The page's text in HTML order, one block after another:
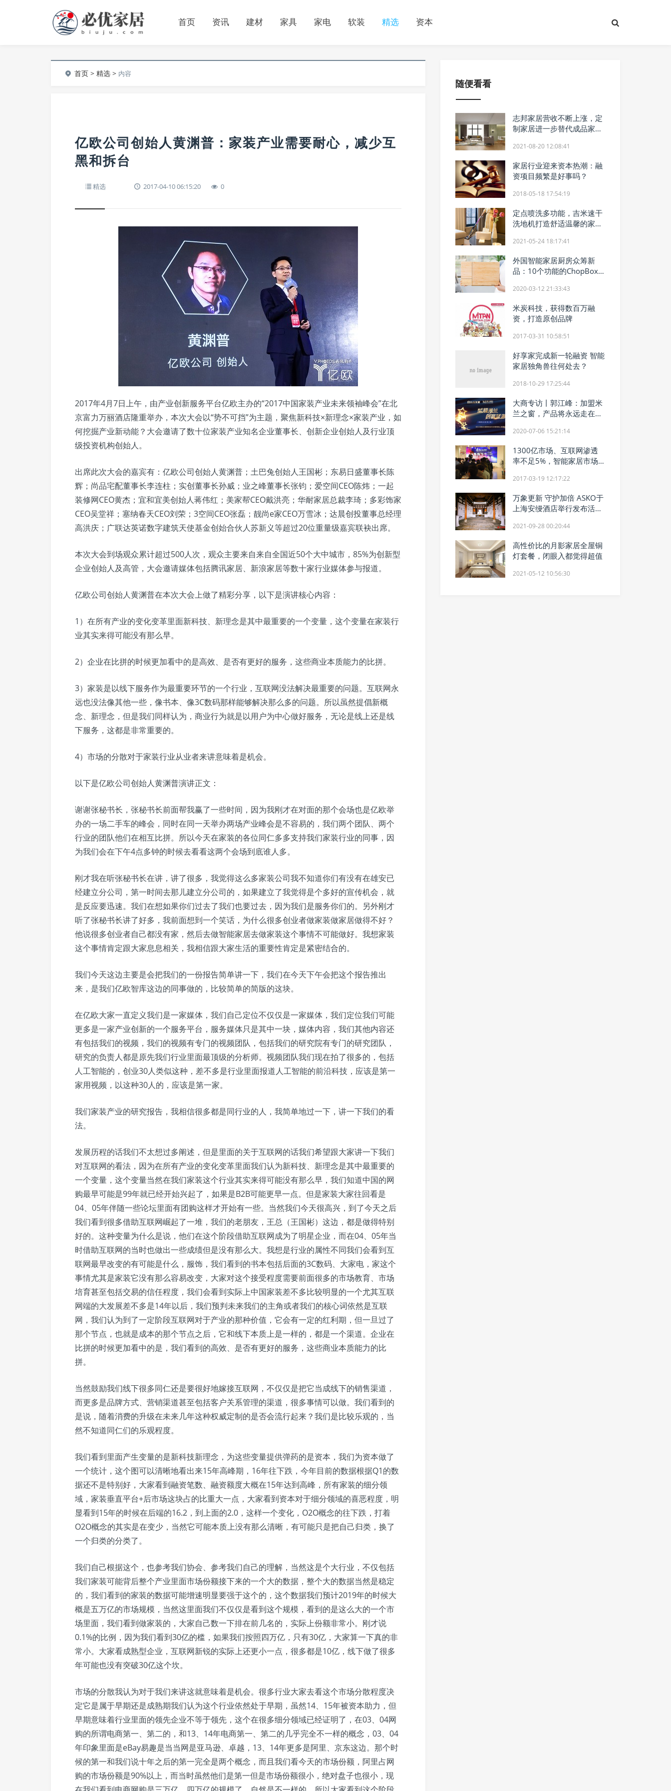
首页 资讯 建材 家具 家电 软装 精选 资本
首页 >精选 > 内容
亿欧公司创始人黄渊普：家装产业需要耐心，减少互
黑和拆台
精选 2017-04-10 06:15:20 0
2017年4月7日上午，由产业创新服务平台亿欧主办的“2017中国家装产业未来领袖峰会”在北
京富力万丽酒店隆重举办，本次大会以“势不可挡”为主题，聚焦新科技×新理念×家装产业，如
何挖掘产业新动能？大会邀请了数十位家装产业知名企业董事长、创新企业创始人及行业顶
级投资机构创始人。
出席此次大会的嘉宾有：亿欧公司创始人黄渊普；土巴兔创始人王国彬；东易日盛董事长陈
辉；尚品宅配董事长李连柱；实创董事长孙威；业之峰董事长张钧；爱空间CEO陈炜；一起
装修网CEO黄杰；宜和宜美创始人蒋伟红；美家帮CEO戴洪亮；华耐家居总裁李琦；多彩饰家
CEO吴堂祥；塞纳春天CEO刘荣；3空间CEO张磊；靓尚e家CEO万雪冰；达晨创投董事总经理
高洪庆；广联达英诺数字建筑天使基金创始合伙人苏新义等超过20位重量级嘉宾联袂出席。
本次大会到场观众累计超过500人次，观众主要来自来自全国近50个大中城市，85%为创新型
企业创始人及高管，大会邀请媒体包括腾讯家居、新浪家居等数十家行业媒体参与报道。
亿欧公司创始人黄渊普在本次大会上做了精彩分享，以下是演讲核心内容：
1）在所有产业的变化变革里面新科技、新理念是其中最重要的一个变量，这个变量在家装行
业其实来得可能没有那么早。
2）企业在比拼的时候更加看中的是高效、是否有更好的服务，这些商业本质能力的比拼。
3）家装是以线下服务作为最重要环节的一个行业，互联网没法解决最重要的问题。互联网永
远也没法像其他一些，像书本、像3C数码那样能够解决那么多的问题。所以虽然提倡新概
念、新理念，但是我们同样认为，商业行为就是以用户为中心做好服务，无论是线上还是线
下服务，这都是非常重要的。
4）市场的分散对于家装行业从业者来讲意味着是机会。
以下是亿欧公司创始人黄渊普演讲正文：
谢谢张秘书长，张秘书长前面帮我赢了一些时间，因为我刚才在对面的那个会场也是亿欧举
办的一场二手车的峰会，同时在同一天举办两场产业峰会是不容易的，我们两个团队、两个
行业的团队他们在相互比拼。所以今天在家装的各位同仁多多支持我们家装行业的同事，因
为我们会在下午4点多钟的时候去看看这两个会场到底谁人多。
刚才我在听张秘书长在讲，讲了很多，我觉得这么多家装公司我不知道你们有没有在雄安已
经建立分公司，第一时间去那儿建立分公司的，如果建立了我觉得是个多好的宣传机会，就
是反应要迅速。我们在想如果你们过去了我们也要过去，因为我们是服务你们的。另外刚才
听了张秘书长讲了好多，我前面想到一个笑话，为什么很多创业者做家装做家居做得不好？
他说很多创业者自己都没有家，然后去做智能家居去做家装这个事情不可能做好。我想家装
这个事情肯定跟大家息息相关，我相信跟大家生活的重要性肯定是紧密结合的。
我们今天这边主要是会把我们的一份报告简单讲一下，我们在今天下午会把这个报告推出
来，是我们亿欧智库这边的同事做的，比较简单的简版的这块。
在亿欧大家一直定义我们是一家媒体，我们自己定位不仅仅是一家媒体，我们定位我们可能
更多是一家产业创新的一个服务平台，服务媒体只是其中一块，媒体内容，我们其他内容还
有包括我们的视频，我们的视频有专门的视频团队，包括我们的研究院有专门的研究团队，
研究的负责人都是原先我们行业里面最顶级的分析师。视频团队我们现在拍了很多的，包括
人工智能的，创业30人类似这种，差不多是行业里面报道人工智能的前沿科技，应该是第一
家用视频，以这种30人的，应该是第一家。
我们家装产业的研究报告，我相信很多都是同行业的人，我简单地过一下，讲一下我们的看
法。
发展历程的话我们不太想过多阐述，但是里面的关于互联网的话我们希望跟大家讲一下我们
对互联网的看法，因为在所有产业的变化变革里面我们认为新科技、新理念是其中最重要的
一个变量，这个变量当然在我们家装这个行业其实来得可能没有那么早，我们知道中国的网
购最早可能是99年就已经开始兴起了，如果是B2B可能更早一点。但是家装大家往回看是
04、05年伴随一些论坛里面有团购这样才开始有一些。当然我们今天很高兴，到了今天之后
我们看到很多借助互联网崛起了一堆，我们的老朋友，王总（王国彬）这边，都是做得特别
好的。这种变量为什么是说，他们在这个阶段借助互联网成为了明星企业，而在04、05年当
时借助互联网的当时也做出一些成绩但是没有那么大。我想是行业的属性不同我们会看到互
联网最早改变的有可能是什么，服饰，我们看到的书本包括后面的3C数码、大家电，家这个
事情尤其是家装它没有那么容易改变，大家对这个接受程度需要前面很多的市场教育、市场
培育甚至包括交易的信任程度，我们会看到实际上中国家装差不多比较明显的一个尤其互联
网端的大发展差不多是14年以后，我们预判未来我们的主角或者我们的核心词依然是互联
网，我们认为到了一定阶段互联网对于产业的那种价值，它会有一定的红利期，但一旦过了
那个节点，也就是成本的那个节点之后，它和线下本质上是一样的，都是一个渠道。企业在
比拼的时候更加看中的是，我们看到的高效、是否有更好的服务，这些商业本质能力的比
拼。
当然鼓励我们线下很多同仁还是要很好地嫁接互联网，不仅仅是把它当成线下的销售渠道，
而更多是品牌方式、营销渠道甚至包括客户关系管理的渠道，很多事情可以做。我们看到的
是说，随着消费的升级在未来几年这种权威定制的是否会流行起来？我们是比较乐观的，当
然不知道同仁们的乐观程度。
我们看到里面产生变量的是新科技新理念，为这些变量提供弹药的是资本，我们为资本做了
一个统计，这个图可以清晰地看出来15年高峰期，16年往下跌，今年目前的数据根据Q1的数
据还不是特别好，大家看到融资笔数、融资额度大概在15年达到高峰，所有家装的细分领
域，家装垂直平台+后市场这块占的比重大一点，大家看到资本对于细分领域的喜恶程度，明
显看到15年的时候在后端的16.2，到上面的2.0，这样一个变化，O2O概念的往下跌，打着
O2O概念的其实是在变少，当然它可能本质上没有那么清晰，有可能只是把自己归类，换了
一个归类的分类了。
我们自己根据这个，也参考我们协会、参考我们自己的理解，当然这是个大行业，不仅包括
我们家装可能背后整个产业里面市场份额接下来的一个大的数据，整个大的数据当然是稳定
的，我们看到的家装的数据可能增速明显要强于这个的，这个数据我们预计2019年的时候大
概是五万亿的市场规模，当然这里面我们不仅仅是看到这个规模，看到的是这么大的一个市
场里面，我们看到做家装的，大家自己数一下排在前几名的，实际上份额非常小。刚才说
0.1%的比例，因为我们看到30亿的槛，如果我们按照四万亿，只有30亿，大家算一下真的非
常小。大家看成熟型企业，互联网新锐的实际上还更小一点，很多都是10亿，线下做了很多
年可能也没有突破30亿这个坎。
市场的分散我认为对于我们来讲这就意味着是机会。很多行业大家去看这个市场分散程度决
定它是属于早期还是成熟期我们认为这个行业依然处于早期，虽然14、15年被资本助力，但
早期意味着行业里面的领先企业不等于领先，这个在很多细分领域已经证明了，在03、04网
购的所谓电商第一、第二的，和13、14年电商第一、第二的几乎完全不一样的概念，03、04
年印象里面是eBay易趣是当当网是亚马逊、卓越，13、14年更多是阿里、京东这边。那个时
候的第一和我们说十年之后的第一完全是两个概念，而且我们看今天的市场份额，阿里占网
购的市场份额是90%以上，而当时虽然他们是第一但是市场份额很小，绝对盘子也很小，现
随便看看
志邦家居营收不断上涨，定
制家居进一步替代成品家居
2021-08-20 12:08:41
家居行业迎来资本热潮：融
资项目频繁是好事吗？
2018-05-18 17:54:19
定点喷洗多功能，吉米速干
洗地机打造舒适温馨的家居
2021-05-24 18:17:41
外国智能家居厨房众筹新
品：10个功能的ChopBox
2020-03-12 21:33:43
米炭科技，获得数百万融
资，打造原创品牌
2017-03-31 10:58:51
好享家完成新一轮融资 智能
家居独角兽往何处去？
2018-10-29 17:25:44
大商专访丨郭江峰：加盟米
兰之窗，产品将永远走在前
2020-07-06 15:21:14
1300亿市场、互联网渗透
率不足5%，智能家居市场
2017-03-19 12:17:22
万象更新 守护加倍 ASKO于
上海安缦酒店举行发布活动
年匠心致美上市
2021-09-28 00:20:44
高性价比的月影家居全屋铜
灯套餐，闭眼入都觉得超值
2021-05-12 10:56:30